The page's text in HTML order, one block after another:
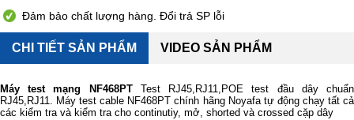
Đảm bảo chất lượng hàng. Đổi trả SP lỗi
CHI TIẾT SẢN PHẨM VIDEO SẢN PHẨM
Máy test mạng NF468PT Test RJ45,RJ11,POE test đầu dây chuẩn
RJ45,RJ11. Máy test cable NF468PT chính hãng Noyafa tự động chạy tất cả
các kiểm tra và kiểm tra cho continutiy, mở, shorted và crossed cặp dây